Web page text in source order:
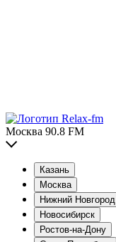
Москва 90.8 FM
Казань
Москва
Нижний Новгород
Новосибирск
Ростов-на-Дону